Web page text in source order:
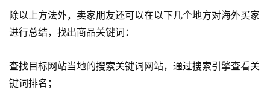
除以上方法外，卖家朋友还可以在以下几个地方对海外买家
进行总结，找出商品关键词：
查找目标网站当地的搜索关键词网站，通过搜索引擎查看关
键词排名；